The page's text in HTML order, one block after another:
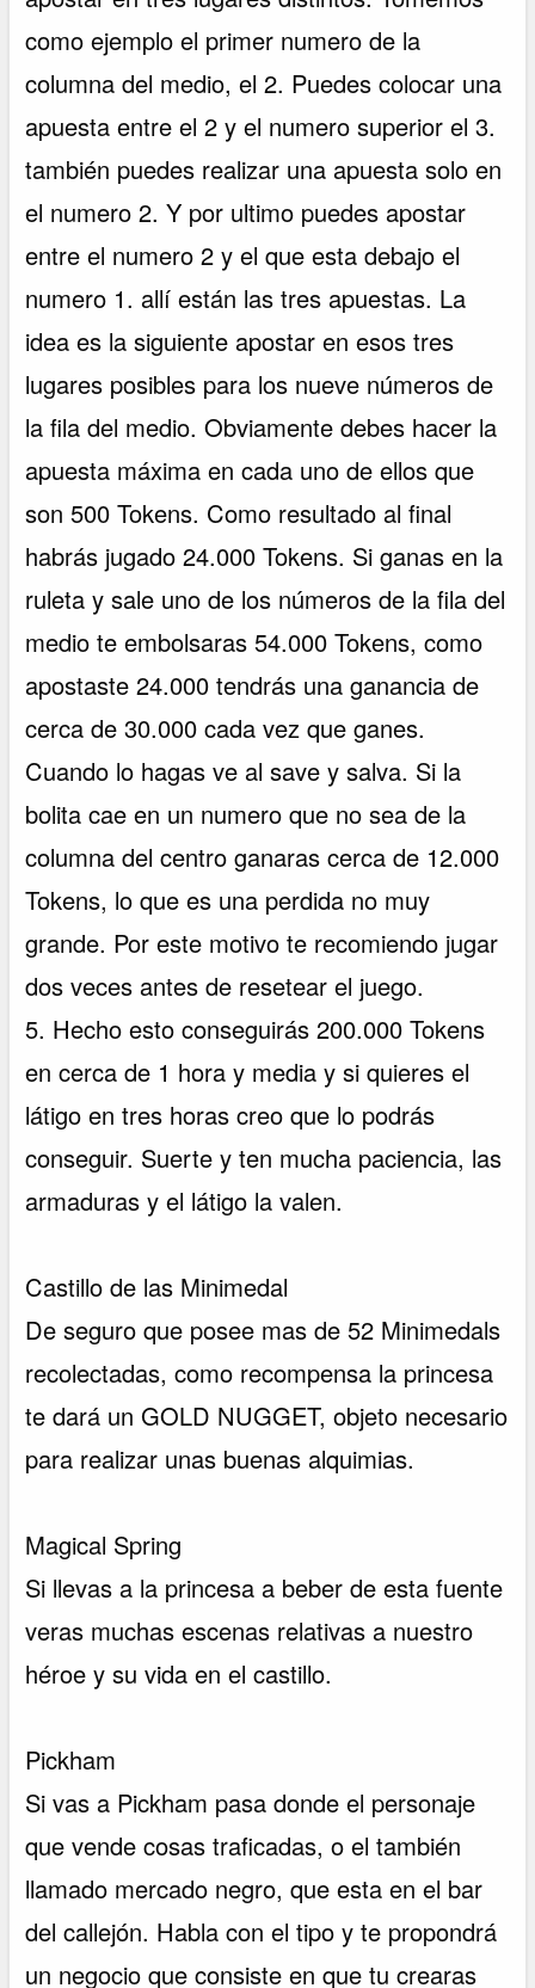
como ejemplo el primer numero de la
columna del medio, el 2. Puedes colocar una
apuesta entre el 2 y el numero superior el 3.
también puedes realizar una apuesta solo en
el numero 2. Y por ultimo puedes apostar
entre el numero 2 y el que esta debajo el
numero 1. allí están las tres apuestas. La
idea es la siguiente apostar en esos tres
lugares posibles para los nueve números de
la fila del medio. Obviamente debes hacer la
apuesta máxima en cada uno de ellos que
son 500 Tokens. Como resultado al final
habrás jugado 24.000 Tokens. Si ganas en la
ruleta y sale uno de los números de la fila del
medio te embolsaras 54.000 Tokens, como
apostaste 24.000 tendrás una ganancia de
cerca de 30.000 cada vez que ganes.
Cuando lo hagas ve al save y salva. Si la
bolita cae en un numero que no sea de la
columna del centro ganaras cerca de 12.000
Tokens, lo que es una perdida no muy
grande. Por este motivo te recomiendo jugar
dos veces antes de resetear el juego.
5. Hecho esto conseguirás 200.000 Tokens
en cerca de 1 hora y media y si quieres el
látigo en tres horas creo que lo podrás
conseguir. Suerte y ten mucha paciencia, las
armaduras y el látigo la valen.
Castillo de las Minimedal
De seguro que posee mas de 52 Minimedals
recolectadas, como recompensa la princesa
te dará un GOLD NUGGET, objeto necesario
para realizar unas buenas alquimias.
Magical Spring
Si llevas a la princesa a beber de esta fuente
veras muchas escenas relativas a nuestro
héroe y su vida en el castillo.
Pickham
Si vas a Pickham pasa donde el personaje
que vende cosas traficadas, o el también
llamado mercado negro, que esta en el bar
del callejón. Habla con el tipo y te propondrá
un negocio que consiste en que tu crearas